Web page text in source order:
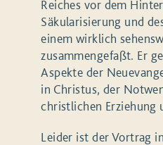
Reiches vor dem
Säkularisierung und
einem wirklich
zusammengefaßt. Er
Aspekte der
in Christus, der
christlichen Erziehung
Leider ist der Vortrag